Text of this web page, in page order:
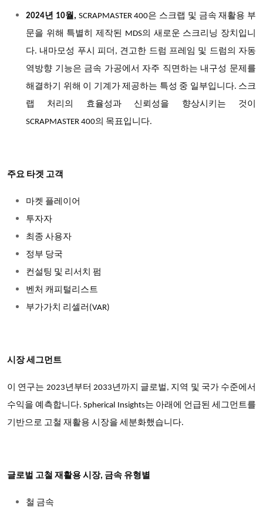
2024년 10월, SCRAPMASTER 400은 스크랩 및 금속 재활용 부
문을 위해 특별히 제작된 MDS의 새로운 스크리닝 장치입니
다. 내마모성 푸시 피더, 견고한 드럼 프레임 및 드럼의 자동
역방향 기능은 금속 가공에서 자주 직면하는 내구성 문제를
해결하기 위해 이 기계가 제공하는 특성 중 일부입니다. 스크
랩 처리의 효율성과 신뢰성을 향상시키는 것이
SCRAPMASTER 400의 목표입니다.
주요 타겟 고객
마켓 플레이어
투자자
최종 사용자
정부 당국
컨설팅 및 리서치 펌
벤처 캐피털리스트
부가가치 리셀러(VAR)
시장 세그먼트
이 연구는 2023년부터 2033년까지 글로벌, 지역 및 국가 수준에서
수익을 예측합니다. Spherical Insights는 아래에 언급된 세그먼트를
기반으로 고철 재활용 시장을 세분화했습니다.
글로벌 고철 재활용 시장, 금속 유형별
철 금속